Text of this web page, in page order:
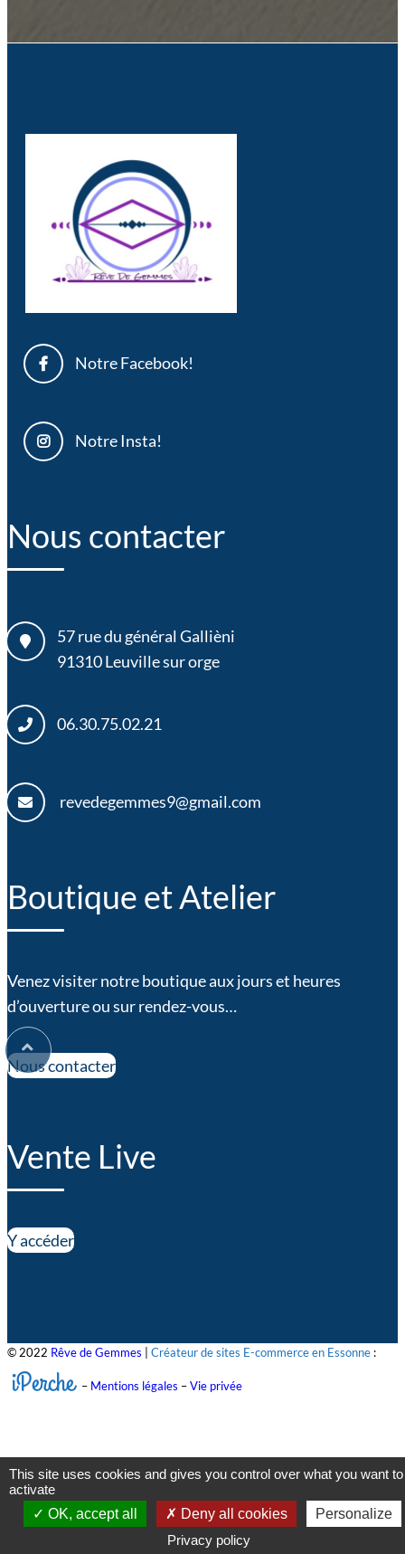
Notre Facebook!
Notre Insta!
Nous contacter
57 rue du général Gallièni
91310Leuville sur orge
06.30.75.02.21
revedegemmes9@gmail.com
Boutique et Atelier
Venez visiter notre boutique aux jours et heures
d’ouverture ou sur rendez-vous…
Nous contacter
Vente Live
Y accéder
© 2022 Rêve de Gemmes Créateur de sites E-commerce en Essonne :
iPerche – Mentions légales –Vie privée
This site uses cookies and gives you control over what you want to
activate
OK, accept all
Deny all cookies
Personalize
Privacy policy